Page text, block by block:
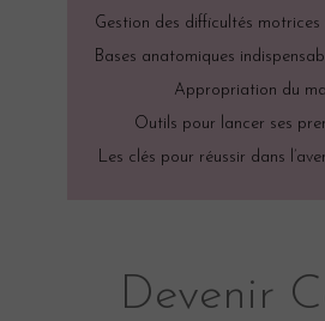
Gestion des difficultés motrices
Bases anatomiques
Appropriation du
Outils pour lancer ses
Les clés pour réussir dans
Devenir